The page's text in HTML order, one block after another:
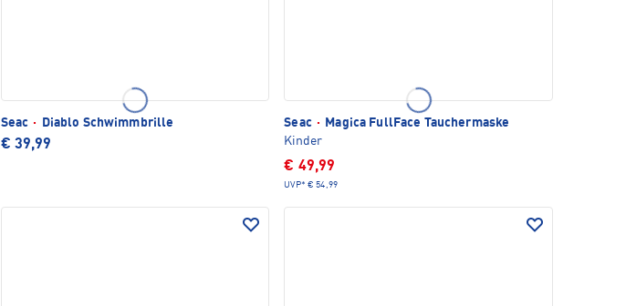
Seac · Diablo Schwimmbrille
€ 39,99
Seac ·
Magica FullFace Tauchermaske
Kinder
€ 49,99
UVP* € 54,99